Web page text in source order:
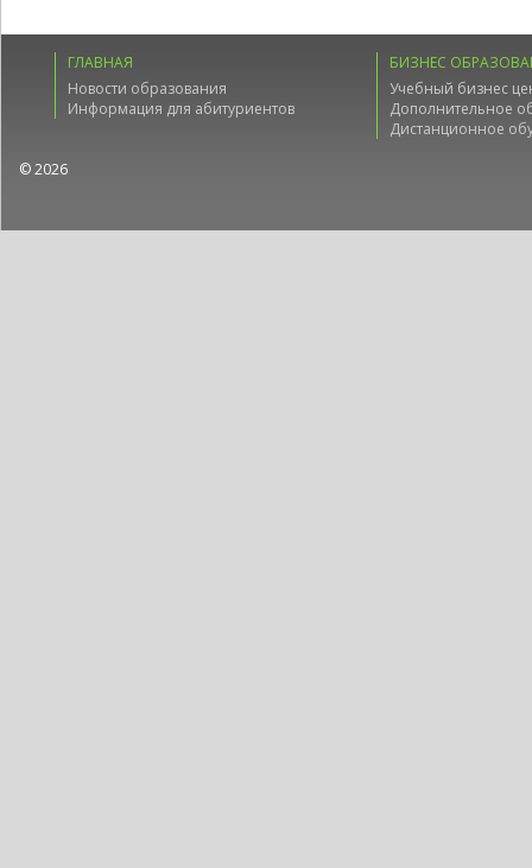
ГЛАВНАЯ
Новости образования
Информация для абитуриентов
БИЗНЕС
Учебный бизнес
Дополнительное
Дистанционное
© 2026